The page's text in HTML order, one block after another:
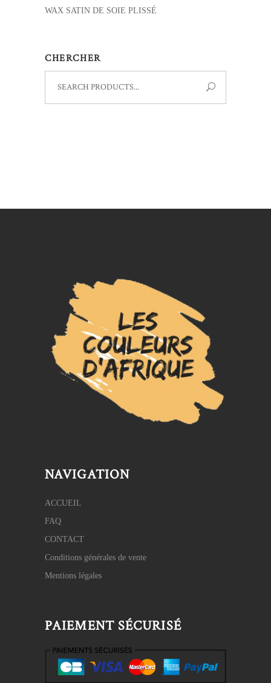
WAX SATIN DE SOIE PLISSÉ
CHERCHER
NAVIGATION
ACCUEIL
FAQ
CONTACT
Conditions générales de vente
Mentions légales
PAIEMENT SÉCURISÉ